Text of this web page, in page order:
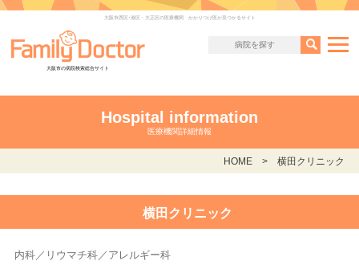
大阪市西区･港区・大正区の医療機関 かかりつけ医が見つかるサイト
大阪市の病院検索総合サイト
Hospital information
医療機関詳細情報
HOME 横田クリニック
横田クリニック
内科／リウマチ科／アレルギー科